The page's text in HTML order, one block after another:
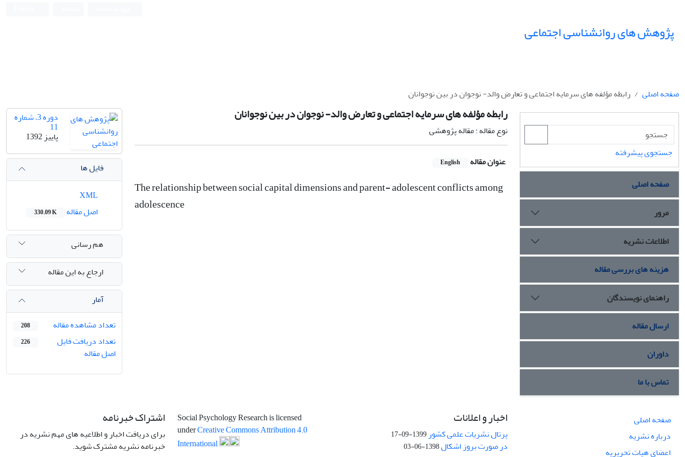
پژوهش های روانشناسی اجتماعی
صفحه اصلی رابطه مؤلفه های سرمایه اجتماعی و تعارض والد- نوجوان در بین نوجوانان
رابطه مؤلفه های سرمایه اجتماعی و تعارض والد- نوجوان در بین نوجوانان
نوع مقاله : مقاله پژوهشی
عنوان مقاله English
The relationship between social capital dimensions and parent- adolescent conflicts among
adolescence
دوره 3، شماره
11
پاییز 1392
فایل ها
اصل مقاله
330.09 K
هم رسانی
ارجاع به این مقاله
آمار
تعداد مشاهده مقاله
208
تعداد دریافت فایل
اصل مقاله
226
جستجوی پیشرفته
صفحه اصلی
مرور
اطلاعات نشریه
هزینه های بررسی مقاله
راهنمای نویسندگان
ارسال مقاله
داوران
تماس با ما
صفحه اصلی
درباره نشریه
اعضای هیات تحریریه
اخبار و اعلانات
پرتال نشریات علمی کشور1399-09-17
در صورت بروز اشکال1398-06-03
Social Psychology Research is licensed
underCreative Commons Attribution 4.0
International
اشتراک خبرنامه
برای دریافت اخبار و اطلاعیه های مهم نشریه در
خبرنامه نشریه مشترک شوید.